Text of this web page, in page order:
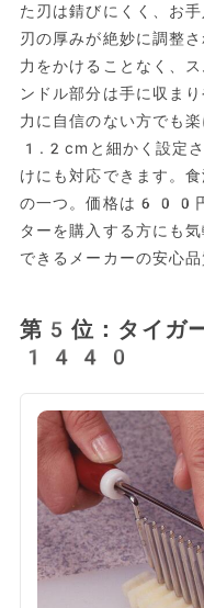
た刃は錆びにくく、お
刃の厚みが絶妙に調整
力をかけることなく、
ンドル部分は手に収ま
力に自信のない方でも
1.2cmと細かく設定さ
けにも対応できます。
の一つ。価格は600円
ターを購入する方にも
できるメーカーの安心
第5位：タイガ
1440